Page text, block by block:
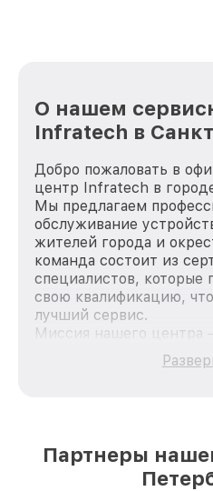
О нашем
Infratech в
Добро пожаловать в
центр Infratech в
Мы предлагаем
обслуживание
жителей города и
команда состоит из
специалистов, которые
свою квалификацию,
лучший сервис.
Миссия нашего центра
качественный и
каждого пользователя
лучшим сервисным
городе Санкт-
Партнеры